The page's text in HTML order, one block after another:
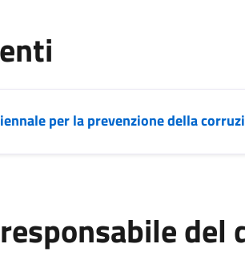
per la prevenzione della
del